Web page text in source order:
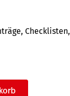
Checklisten,